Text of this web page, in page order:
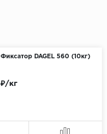
DAGEL 560 (10кг)
кг